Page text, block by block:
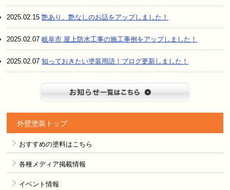
2025.02.15艶あり、艶なしのお話をアップしました！
2025.02.07岐阜市 屋上防水工事の施工事例をアップしました！
2025.02.07知っておきたい塗装用語！ブログ更新しました！
外壁塗装トップ
おすすめの塗料はこちら
各種メディア掲載情報
イベント情報